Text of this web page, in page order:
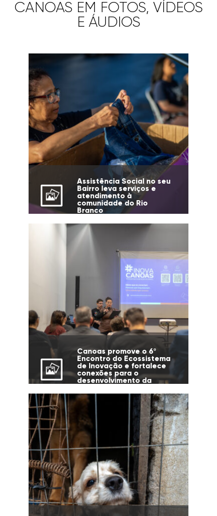
CANOAS EM FOTOS, VÍDEOS
E ÁUDIOS
Assistência Social no seu
Bairro leva serviços e
atendimento à
comunidade do Rio
Branco
Canoas promove o 6º
Encontro do Ecossistema
de Inovação e fortalece
conexões para o
desenvolvimento da